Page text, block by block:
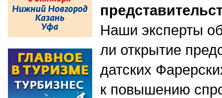
Наши эксперты
ли открытие
датских
к повышению